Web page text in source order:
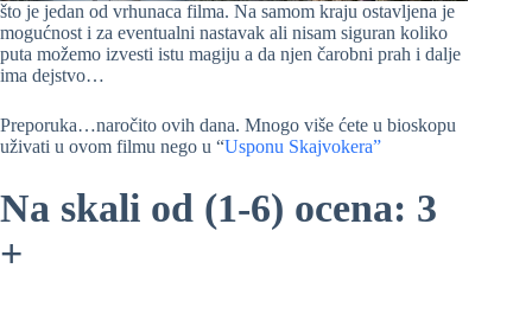
što je jedan od vrhunaca filma. Na samom kraju ostavljena je
mogućnost i za eventualni nastavak ali nisam siguran koliko
puta možemo izvesti istu magiju a da njen čarobni prah i dalje
ima dejstvo…
Preporuka…naročito ovih dana. Mnogo više ćete u bioskopu
uživati u ovom filmu nego u “Usponu Skajvokera”
Na skali od (1-6) ocena: 3
+